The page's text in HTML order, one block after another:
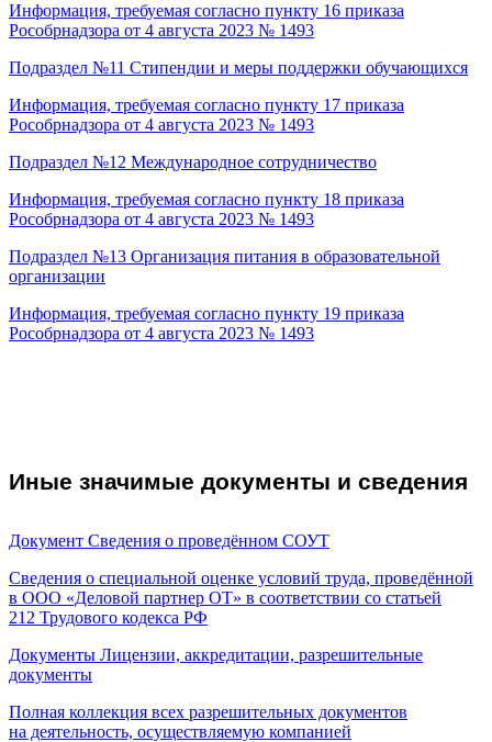
Информация, требуемая согласно пункту 16 приказа
Рособрнадзора от 4 августа 2023 № 1493
Подраздел №11 Стипендии и меры поддержки обучающихся
Информация, требуемая согласно пункту 17 приказа
Рособрнадзора от 4 августа 2023 № 1493
Подраздел №12 Международное сотрудничество
Информация, требуемая согласно пункту 18 приказа
Рособрнадзора от 4 августа 2023 № 1493
Подраздел №13 Организация питания в образовательной
организации
Информация, требуемая согласно пункту 19 приказа
Рособрнадзора от 4 августа 2023 № 1493
Иные значимые документы и сведения
Документ Сведения о проведённом СОУТ
Сведения о специальной оценке условий труда, проведённой
в ООО «Деловой партнер ОТ» в соответствии со статьей
212 Трудового кодекса РФ
Документы Лицензии, аккредитации, разрешительные
документы
Полная коллекция всех разрешительных документов
на деятельность, осуществляемую компанией